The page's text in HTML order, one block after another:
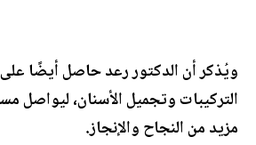
ويُذكر أن الدكتور رعد حاصل أيضًا
التركيبات وتجميل الأسنان، ليواصل
مزيد من النجاح والإنجاز.